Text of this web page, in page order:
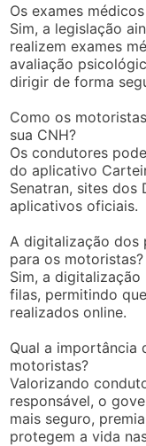
Os exames
Sim, a legislação
realizem exames
avaliação
dirigir de forma
Como os
sua CNH?
Os condutores
do aplicativo
Senatran, sites dos
aplicativos oficiais.
A digitalização dos
para os motoristas?
Sim, a
filas, permitindo
realizados online.
Qual a importância
motoristas?
Valorizando
responsável, o
mais seguro,
protegem a vida